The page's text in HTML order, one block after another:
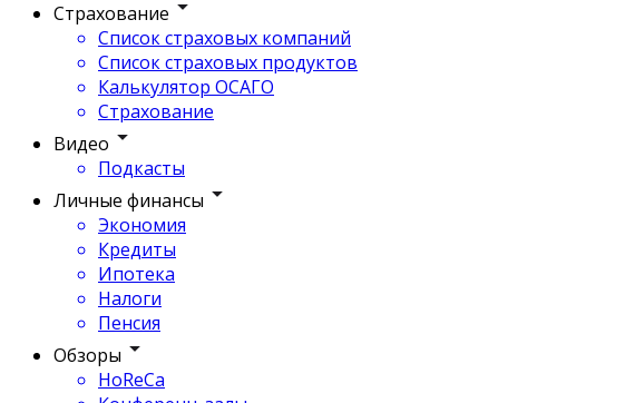
Страхование
Список страховых компаний
Список страховых продуктов
Калькулятор ОСАГО
Страхование
Видео
Подкасты
Личные финансы
Экономия
Кредиты
Ипотека
Налоги
Пенсия
Обзоры
HoReCa